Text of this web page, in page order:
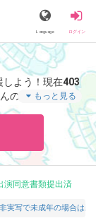
Language ログイン
よう！ 現在403
のファンクラブ
用）
」などの特
もっと見る
演同意書類提出済
実写で未成年の場合は